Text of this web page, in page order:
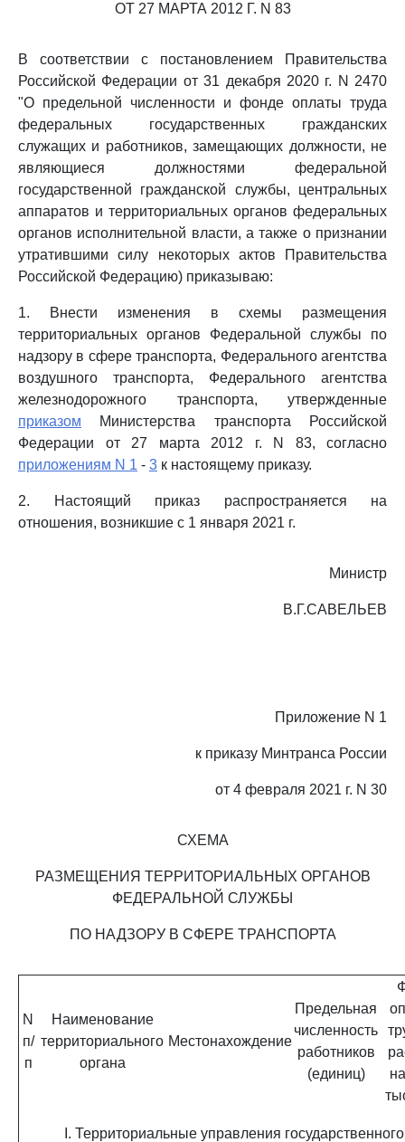
ОТ 27 МАРТА 2012 Г. N 83
В соответствии с постановлением Правительства
Российской Федерации от 31 декабря 2020 г. N 2470
"О предельной численности и фонде оплаты труда
федеральных государственных гражданских
служащих и работников, замещающих должности, не
являющиеся должностями федеральной
государственной гражданской службы, центральных
аппаратов и территориальных органов федеральных
органов исполнительной власти, а также о признании
утратившими силу некоторых актов Правительства
Российской Федерацию) приказываю:
1. Внести изменения в схемы размещения
территориальных органов Федеральной службы по
надзору в сфере транспорта, Федерального агентства
воздушного транспорта, Федерального агентства
железнодорожного транспорта, утвержденные
приказом Министерства транспорта Российской
Федерации от 27 марта 2012 г. N 83, согласно
приложениям N 1 - 3 к настоящему приказу.
2. Настоящий приказ распространяется на
отношения, возникшие с 1 января 2021 г.
Министр
В.Г.САВЕЛЬЕВ
Приложение N 1
к приказу Минтранса России
от 4 февраля 2021 г. N 30
СХЕМА
РАЗМЕЩЕНИЯ ТЕРРИТОРИАЛЬНЫХ ОРГАНОВ
ФЕДЕРАЛЬНОЙ СЛУЖБЫ
ПО НАДЗОРУ В СФЕРЕ ТРАНСПОРТА
N
п/
п
Наименование
территориального
органа
Местонахождение
Предельная
численность
работников
(единиц)
I. Территориальные управления государственного